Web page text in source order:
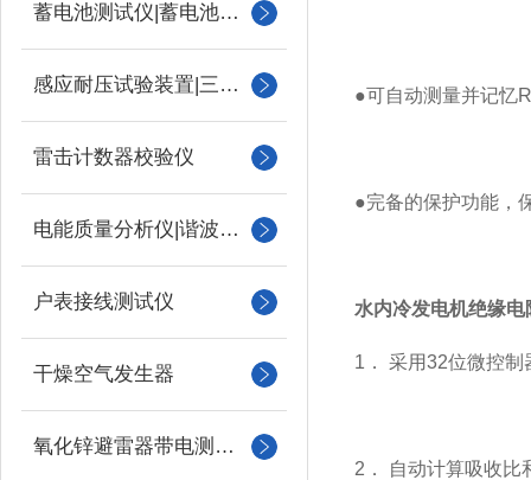
蓄电池测试仪|蓄电池充放电测试仪
感应耐压试验装置|三倍频
雷击计数器校验仪
电能质量分析仪|谐波测试
户表接线测试仪
干燥空气发生器
氧化锌避雷器带电测试仪（氧化锌避雷器测试仪）
●可自动测量并记忆
●完备的保护功能，
水内冷发电机绝缘
1． 采用32位微控
2． 自动计算吸收比